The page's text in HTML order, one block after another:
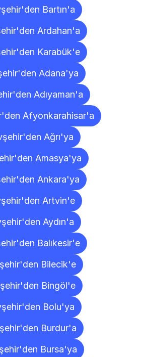
Bartın'a
Ardahan'a
Karabük'e
Adana'ya
Adıyaman'a
Afyonkarahisar'a
Ağrı'ya
Amasya'ya
Ankara'ya
Artvin'e
Aydın'a
Balıkesir'e
Bilecik'e
Bingöl'e
Bolu'ya
Burdur'a
Bursa'ya